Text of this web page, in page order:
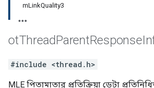
mLinkQuality3
otThreadParentResponse
#include <thread.h>
MLE পিতামাতার প্রতিক্রিয়া ডেটা